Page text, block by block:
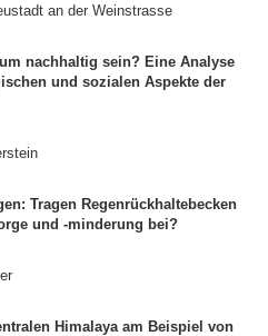
an der Weinstrasse
nachhaltig sein? Eine Analyse
und sozialen Aspekte der
Tragen Regenrückhaltebecken
und -minderung bei?
Himalaya am Beispiel von